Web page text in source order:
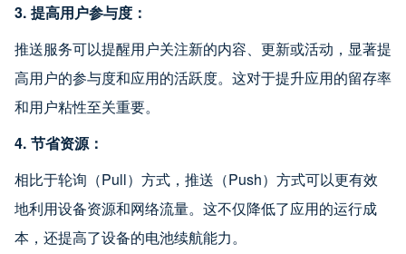
3. 提高用户参与度：
推送服务可以提醒用户关注新的内容、更新或活动，显著提
高用户的参与度和应用的活跃度。这对于提升应用的留存率
和用户粘性至关重要。
4. 节省资源：
相比于轮询（Pull）方式，推送（Push）方式可以更有效
地利用设备资源和网络流量。这不仅降低了应用的运行成
本，还提高了设备的电池续航能力。